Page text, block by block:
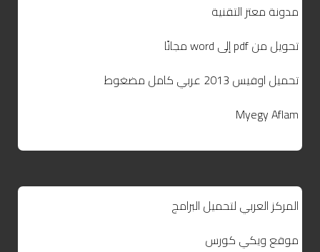
مدونة معتز التقنية
تحويل من pdf إلى word مجانًا
تحميل اوفيس 2013 عربي كامل مضغوط
Myegy Aflam
المركز العربي لتحميل البرامج
موقع ويكي كورس